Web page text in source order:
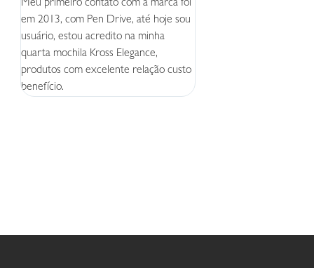
Meu primeiro contato com a marca foi
em 2013, com Pen Drive, até hoje sou
usuário, estou acredito na minha
quarta mochila Kross Elegance,
produtos com excelente relação custo
benefício.